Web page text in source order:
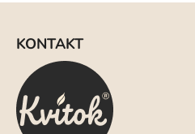
KONTAKT